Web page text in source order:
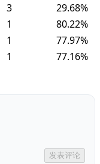
3
29.68%
1
80.22%
1
77.97%
1 77.16%
发表评论